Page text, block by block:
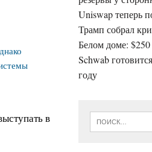
в
Uniswap теперь
Трамп собрал
Белом доме:
Schwab
году